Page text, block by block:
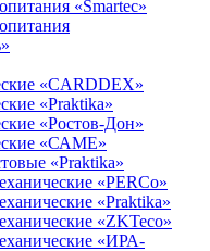
«Smartec»
«CARDDEX»
«Praktika»
«Ростов-Дон»
«САМЕ»
«Praktika»
«PERCo»
«Praktika»
«ZKTeco»
«ИРА-